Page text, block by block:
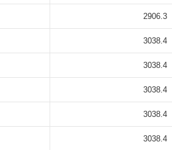
2906.3
3038.4
3038.4
3038.4
3038.4
3038.4